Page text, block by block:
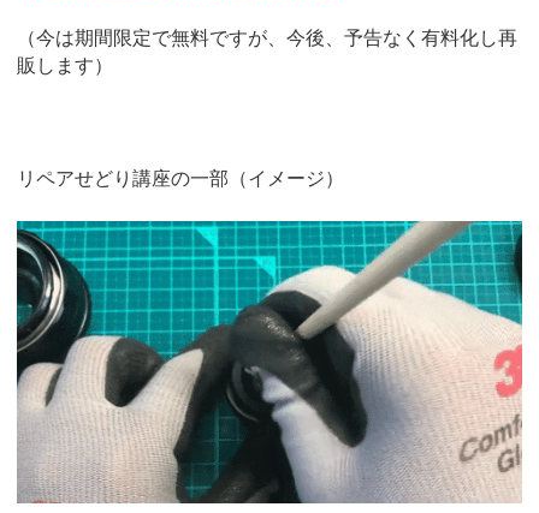
（今は期間限定で無料ですが、今後、予告なく有料化し再
販します）
リペアせどり講座の一部（イメージ）